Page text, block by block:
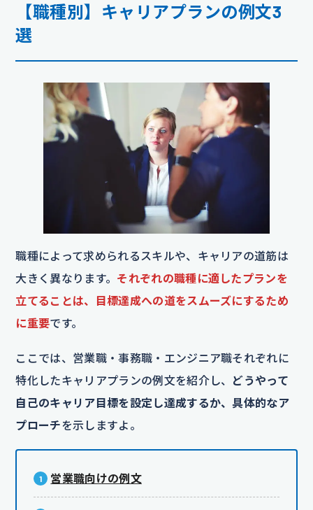
【職種別】キャリアプランの例文3
選
職種によって求められるスキルや、キャリアの道筋は
大きく異なります。 それぞれの職種に適したプランを
立てることは、目標達成への道をスムーズにするため
に重要です。
ここでは、営業職・事務職・エンジニア職それぞれに
特化したキャリアプランの例文を紹介し、 どうやって
自己のキャリア目標を設定し達成するか、具体的なア
プローチを示しますよ。
営業職向けの例文